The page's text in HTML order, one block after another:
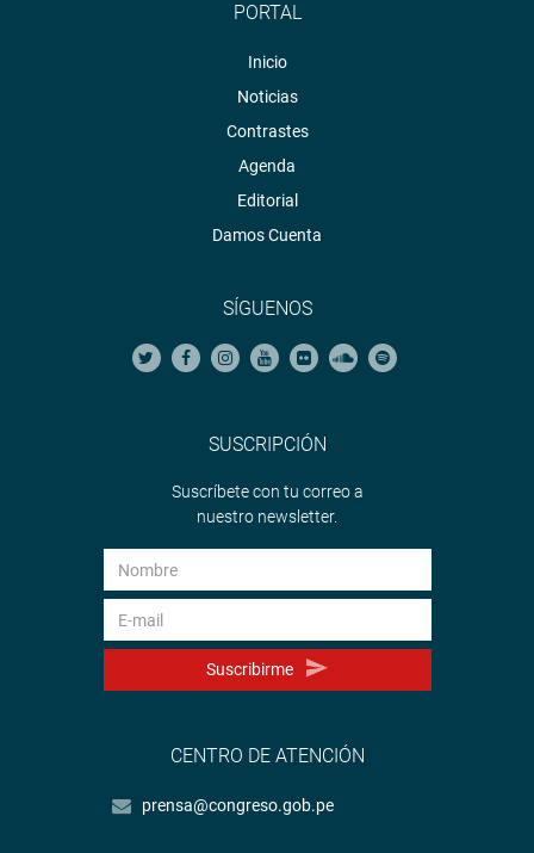
PORTAL
Inicio
Noticias
Contrastes
Agenda
Editorial
Damos Cuenta
SÍGUENOS
SUSCRIPCIÓN
Suscríbete con tu correo a
nuestro newsletter.
Suscribirme
CENTRO DE ATENCIÓN
prensa@congreso.gob.pe